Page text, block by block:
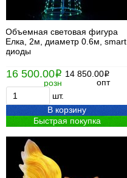
Объемная световая фигура
Елка, 2м, диаметр 0.6м, smart
диоды
16 500.00i
розн
14 850.00i
опт
шт.
В корзину
Быстрая покупка